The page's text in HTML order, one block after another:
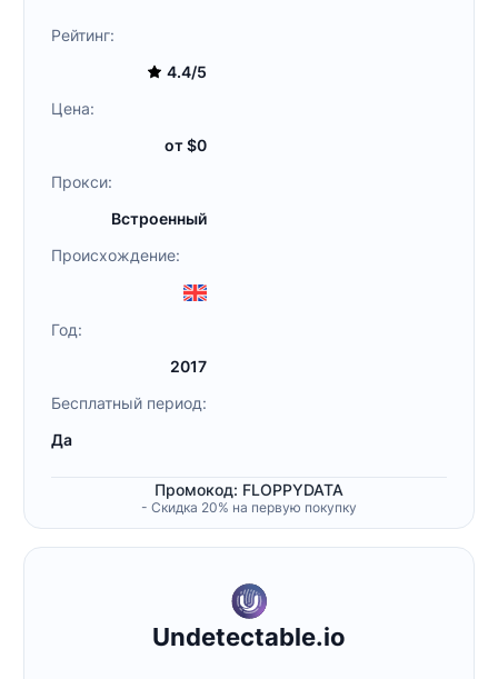
Рейтинг:
4.4/5
Цена:
от $0
Прокси:
Встроенный
Происхождение:
Год:
2017
Бесплатный период:
Да
Промокод: FLOPPYDATA
- Скидка 20% на первую покупку
Undetectable.io